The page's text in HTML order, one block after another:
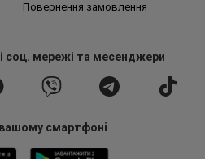
Повернення замовлення
соц. мережі та месенджери
смартфоні